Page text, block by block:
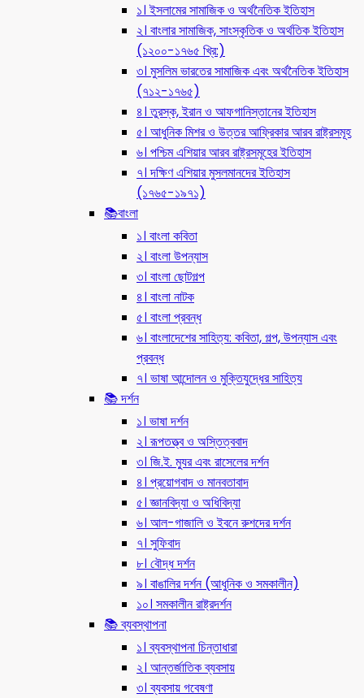
১। ইসলামের সামাজিক ও অর্থনৈতিক ইতিহাস
২। বাংলার সামাজিক, সাংস্কৃতিক ও অর্থতিক ইতিহাস
(১২০০-১৭৬৫ খ্রি:)
৩। মুসলিম ভারতের সামাজিক এবং অর্থনৈতিক ইতিহাস
(৭১২-১৭৬৫)
৪। তুরস্ক, ইরান ও আফগানিস্তানের ইতিহাস
৫। আধুনিক মিশর ও উত্তর আফ্রিকার আরব রাষ্ট্রসমূহ
৬। পশ্চিম এশিয়ার আরব রাষ্ট্রসমূহের ইতিহাস
৭। দক্ষিণ এশিয়ার মুসলমানদের ইতিহাস
(১৭৬৫-১৯৭১)
📚বাংলা
১। বাংলা কবিতা
২। বাংলা উপন্যাস
৩। বাংলা ছোটগল্প
৪। বাংলা নাটক
৫। বাংলা প্রবন্ধ
৬। বাংলাদেশের সাহিত্য: কবিতা, গল্প, উপন্যাস এবং
প্রবন্ধ
৭। ভাষা আন্দোলন ও মুক্তিযুদ্ধের সাহিত্য
📚 দর্শন
১। ভাষা দর্শন
২। রূপতত্ত্ব ও অস্তিত্ববাদ
৩। জি.ই. ম্যুর এবং রাসেলের দর্শন
৪। প্রয়োগবাদ ও মানবতাবাদ
৫। জ্ঞানবিদ্যা ও অধিবিদ্যা
৬। আল-গাজালি ও ইবনে রুশদের দর্শন
৭। সুফিবাদ
৮। বৌদ্ধ দর্শন
৯। বাঙালির দর্শন (আধুনিক ও সমকালীন)
১০। সমকালীন রাষ্ট্রদর্শন
📚 ব্যবস্থাপনা
১। ব্যবস্থাপনা চিন্তাধারা
২। আন্তর্জাতিক ব্যবসায়
৩। ব্যবসায় গবেষণা